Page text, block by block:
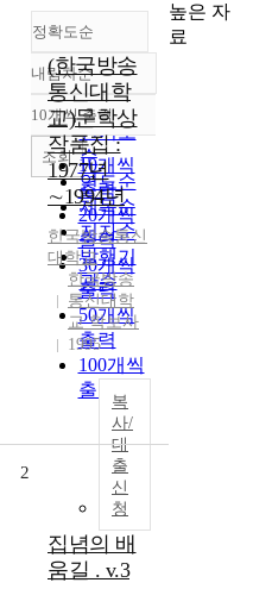
정확도순
정확도
순
인기도
순
연도순
제목순
저자순
발행기
관순
내림차순
내림차순
10개씩 출력
10개씩
출력
20개씩
출력
30개씩
출력
50개씩
출력
100개씩
출력
조회
(한국방송
통신대학
교)문학상
작품집 :
1977년
∼1994년
한국방송통신
대학교
한국방송
통신대학
교 학보사
1995
복
사/
대
출
신
청
2
집념의 배
움길 . v.3
높은 자
료